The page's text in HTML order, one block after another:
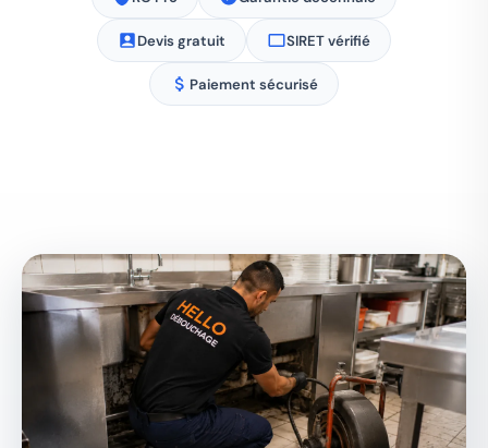
Devis gratuit SIRET vérifié
Paiement sécurisé